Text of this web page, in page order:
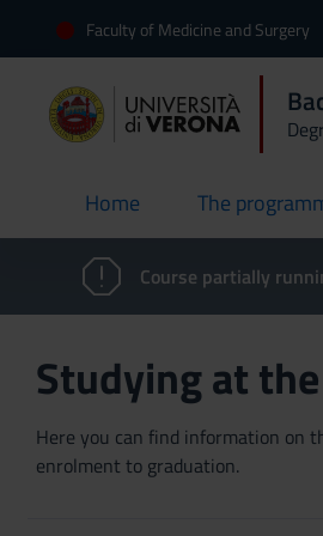
Faculty of Medicine and Surgery
Home
current The
Course partially
Studying at
Here you can find information on
enrolment to graduation.